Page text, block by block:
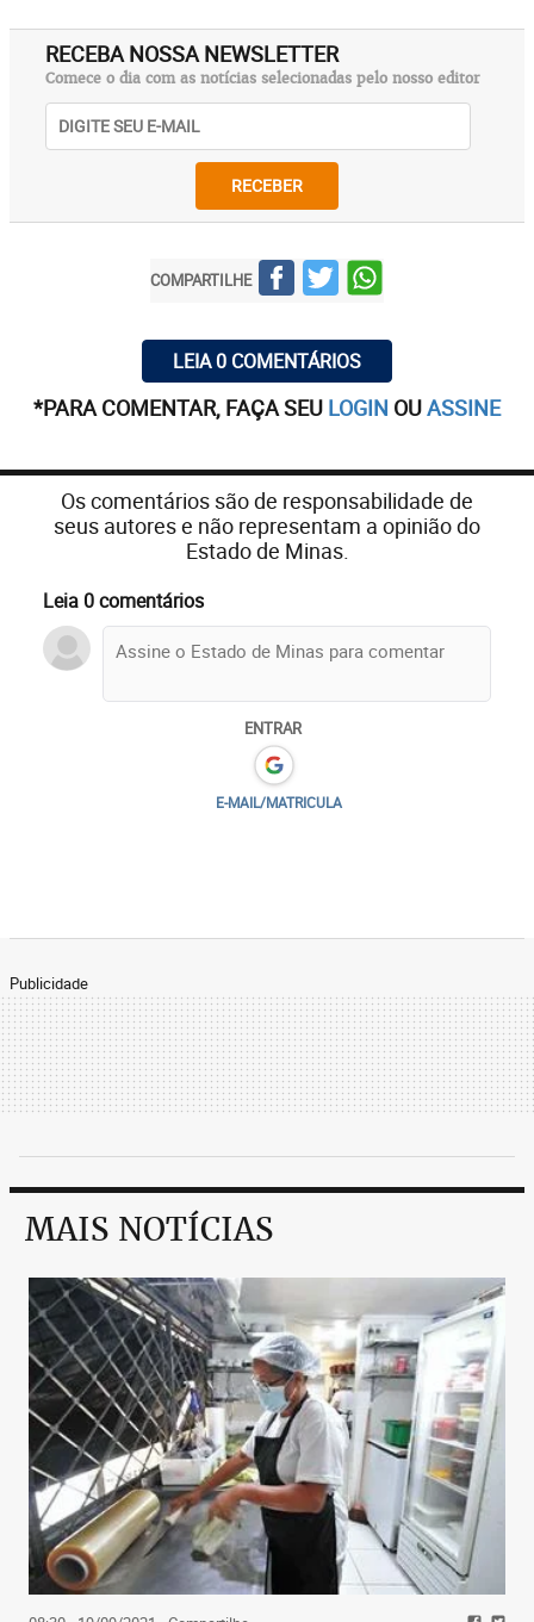
RECEBA NOSSA NEWSLETTER
Comece o dia com as notícias selecionadas pelo nosso editor
RECEBER
COMPARTILHE
LEIA 0 COMENTÁRIOS
*PARA COMENTAR, FAÇA SEU LOGIN OUASSINE
Os comentários são de responsabilidade de
seus autores e não representam a opinião do
Estado de Minas.
Leia 0 comentários
ENTRAR
E-MAIL/MATRICULA
Publicidade
MAIS NOTÍCIAS